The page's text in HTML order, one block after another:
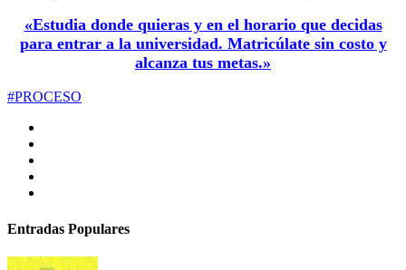
«Estudia donde quieras y en el horario que decidas
para entrar a la universidad. Matricúlate sin costo y
alcanza tus metas.»
#PROCESO
Entradas Populares